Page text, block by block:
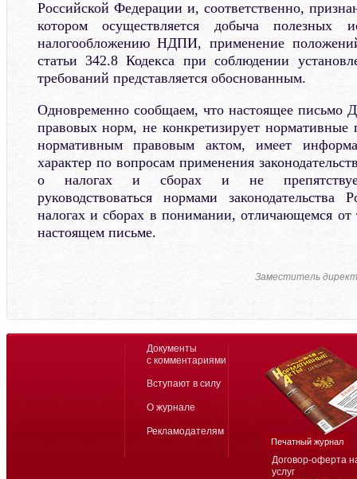
Российской Федерации и, соответственно,
котором осуществляется добыча полезных
налогообложению НДПИ, применение
статьи 342.8 Кодекса при соблюдении
требований представляется обоснованным.
Одновременно сообщаем, что настоящее письмо
правовых норм, не конкретизирует нормативные
нормативным правовым актом, имеет
характер по вопросам применения
о налогах и сборах и не препятствует
руководствоваться нормами
налогах и сборах в понимании, отличающемся от
настоящем письме.
Заместитель
Договор-оферта
услуг
Документы
с комментариями
Вступают в силу
О журнале
Рекламодателям
Печатный журнал